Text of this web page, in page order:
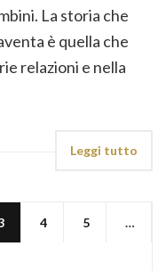
La storia che
è quella che
relazioni e nella
Leggi tutto
4 5 …